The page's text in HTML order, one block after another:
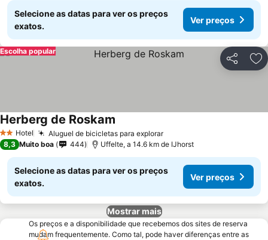
Selecione as datas para ver os preços
exatos.
Ver preços
Partilhar
Escolha popular
2 Estrelas
Hotel Aluguel de bicicletas para explorar
Herberg de Roskam
8,3 Muito boa 444 Uffelte, a 14.6 km de IJhorst
Selecione as datas para ver os preços
exatos.
Ver preços
Mostrar mais
Os preços e a disponibilidade que recebemos dos sites de reserva
mudam frequentemente. Como tal, pode haver diferenças entre as